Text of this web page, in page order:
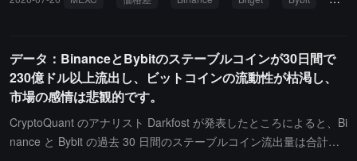
週同期と比較して、Bitgetは第2位から第4位に降格し、OKXは第3
はそれぞれBinance、Bitget、Bybitです。その中で、Binanceのスコ
データ：BinanceとBybitのステーブルコインが30日間で
230億ドル以上流出し、ビットコインの流動性が枯渇し、
市場の感情は悲観的です。
CryptoQuant のアナリスト Darkfost が発表したところによると、Bi
nance と Bybit の過去 30 日間のステーブルコイン流出量は合計で